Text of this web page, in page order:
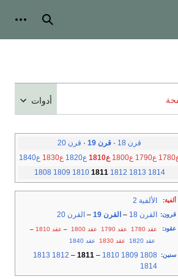
بحث
أدوات
قرن 18 · قرن 19 · قرن 20
ع1790 ع1800 ع1810 ع1820 ع1830 ع1840
1808 1809 1810 1811 1812 1813 1814
ألفية: الألفية 2
قرون: القرن 18 – القرن 19 – القرن 20
عقود: عقد 1780 عقد 1790 عقد 1800 – عقد 1810
–
عقد 1820
عقد 1830 عقد 1840
سنين:
1808
1809
1810
–
1811
–
1812
1813
1814